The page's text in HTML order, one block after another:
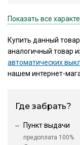
Показать все
Купить данный
аналогичный товар
автоматических
нашем интернет-
Где забрать?
Пункт выдачи
предоплата 100%